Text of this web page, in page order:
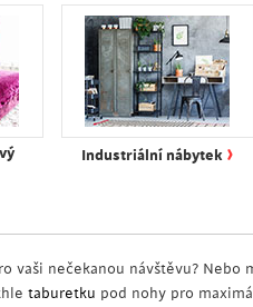
Industriální nábytek ›
vaši nečekanou návštěvu? Nebo
taburetku pod nohy pro